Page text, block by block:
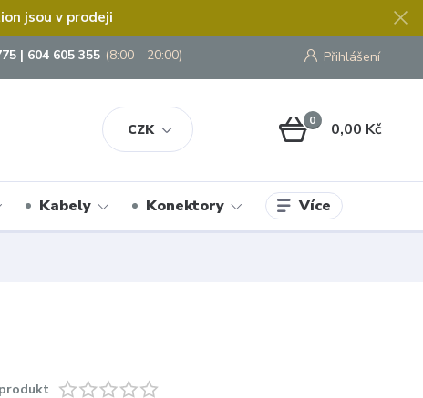
jsou v prodeji
CZK
Přihlášení
| 604 605 355 (8:00 - 20:00)
0 0,00 Kč
Kabely Konektory Více